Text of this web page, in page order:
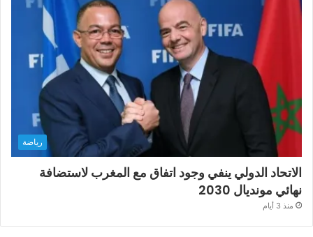
رياضة
الاتحاد الدولي ينفي وجود اتفاق مع المغرب لاستضافة
نهائي مونديال 2030
منذ 3 أيام